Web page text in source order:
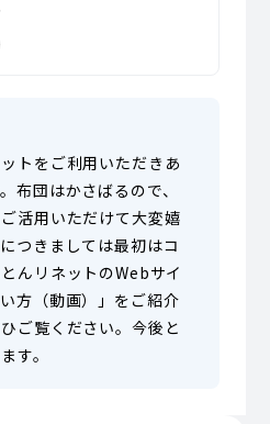
トをご利用いただきあ
布団はかさばるので、
活用いただけて大変嬉
つきましては最初はコ
んリネットのWebサイ
方（動画）」をご紹介
ご覧ください。今後と
す。